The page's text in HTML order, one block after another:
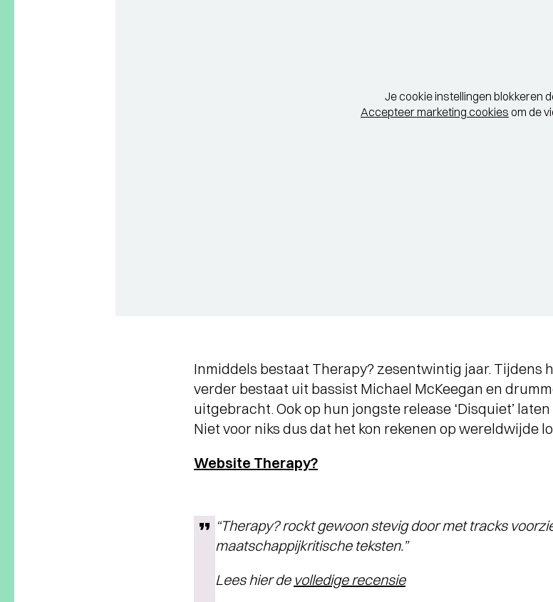
Je cookie instellingen blokkeren
Accepteer marketing cookies om de
Inmiddels bestaat Therapy? zesentwintig jaar. Tijdens
verder bestaat uit bassist Michael McKeegan en
uitgebracht. Ook op hun jongste release ‘Disquiet’
Niet voor niks dus dat het kon rekenen op wereldwijde
Website Therapy?
“Therapy? rockt gewoon stevig door met tracks
maatschappijkritische teksten.”
Lees hier de volledige recensie